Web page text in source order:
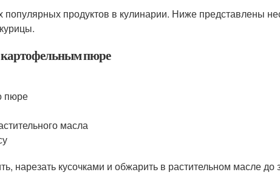
популярных продуктов в кулинарии. Ниже представлены
пюре
пюре
масла
нарезать кусочками и обжарить в растительном масле до